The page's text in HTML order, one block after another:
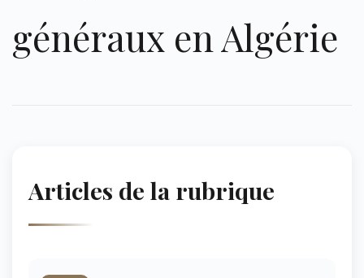
généraux en Algérie
Articles de la rubrique